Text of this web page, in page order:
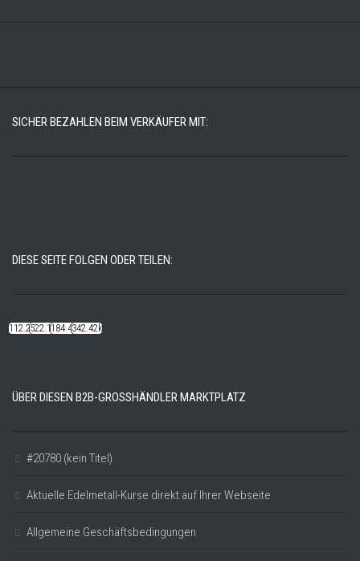
SICHER BEZAHLEN BEIM VERKÄUFER MIT:
DIESE SEITE FOLGEN ODER TEILEN:
112.22k522.14k184.48k342.42k
ÜBER DIESEN B2B-GROSSHÄNDLER MARKTPLATZ
#20780 (kein Titel)
Aktuelle Edelmetall-Kurse direkt auf Ihrer Webseite
Allgemeine Geschäftsbedingungen